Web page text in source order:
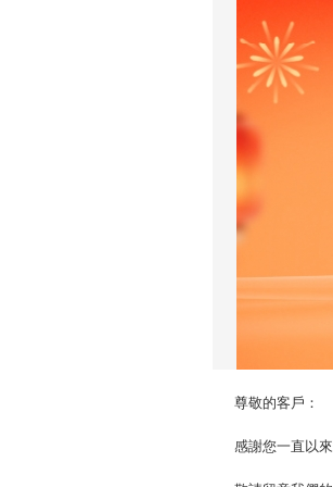
尊敬的客戶：
感謝您一直以